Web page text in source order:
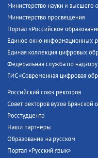
Министерство науки и высшего
Министерство просвещения
Портал «Российское
Единое окно информационных
Единая коллекция цифровых
Федеральная служба по
ГИС «Современная цифровая
Российский союз ректоров
Совет ректоров вузов Брянской
Росстудцентр
Наши партнёры
Образование на русском
Портал «Русский язык»